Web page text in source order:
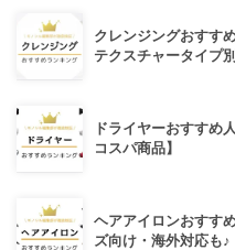
クレンジングおすす
テクスチャータイプ
ドライヤーおすすめ
コスパ商品】
ヘアアイロンおすす
ズ向け・海外対応も♪